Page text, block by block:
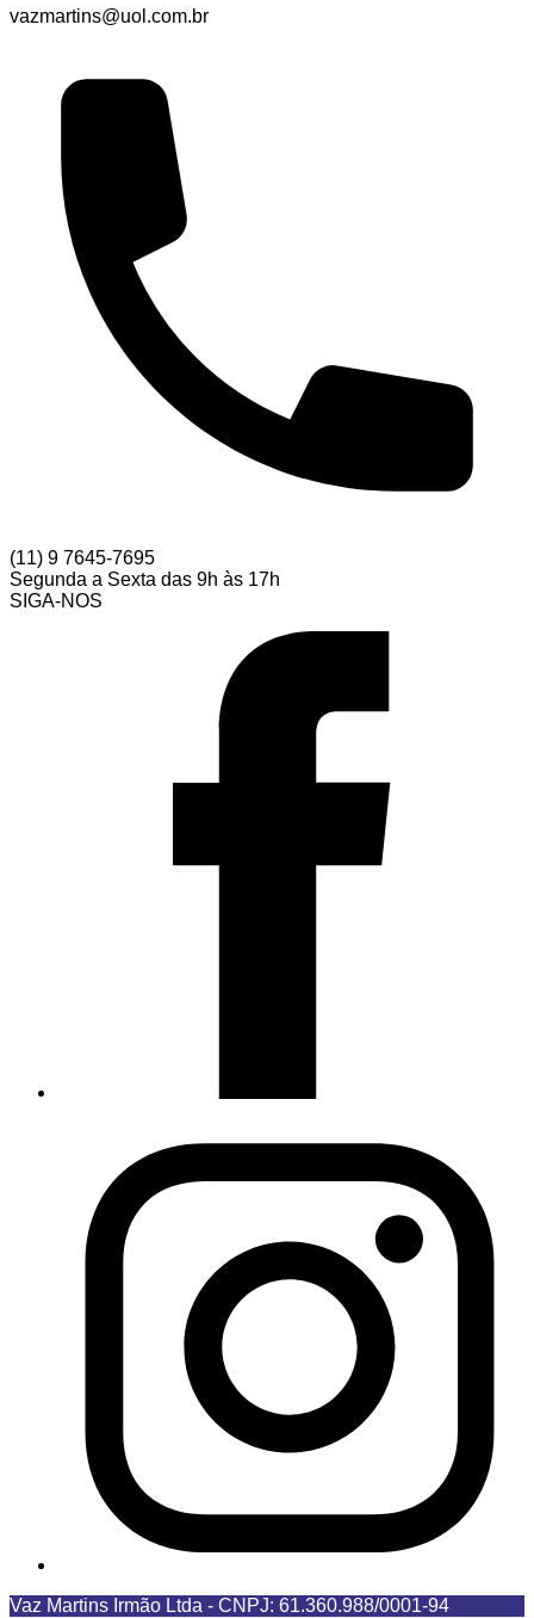
vazmartins@uol.com.br
(11) 9 7645-7695
Segunda a Sexta das 9h às 17h
SIGA-NOS
Vaz Martins Irmão Ltda - CNPJ: 61.360.988/0001-94